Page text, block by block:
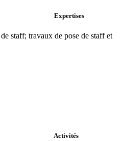
Expertises
staff; travaux de pose de staff et
Activités